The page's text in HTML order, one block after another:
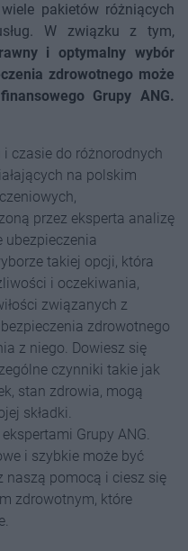
pakietów różniących
W związku z tym,
i optymalny wybór
zdrowotnego może
Grupy ANG.
czasie do różnorodnych
na polskim
przez eksperta analizę
ubezpieczenia
takiej opcji, która
i oczekiwania,
związanych z
zdrowotnego
z niego. Dowiesz się
czynniki takie jak
stan zdrowia, mogą
składki.
Grupy ANG.
i szybkie może być
naszą pomocą i ciesz się
zdrowotnym, które